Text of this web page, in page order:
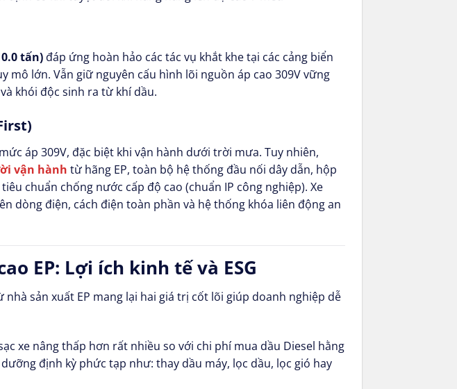
tấn)đáp ứng hoàn hảo các tác vụ khắt khe tại các cảng biển
mô lớn. Vẫn giữ nguyên cấu hình lõi nguồn áp cao 309V vững
khói độc sinh ra từ khí dầu.
áp 309V, đặc biệt khi vận hành dưới trời mưa. Tuy nhiên,
vận hành từ hãng EP, toàn bộ hệ thống đầu nối dây dẫn, hộp
chuẩn chống nước cấp độ cao (chuẩn IP công nghiệp). Xe
dòng điện, cách điện toàn phần và hệ thống khóa liên động an
EP: Lợi ích kinh tế và ESG
sản xuất EP mang lại hai giá trị cốt lõi giúp doanh nghiệp dễ
xe nâng thấp hơn rất nhiều so với chi phí mua dầu Diesel hằng
định kỳ phức tạp như: thay dầu máy, lọc dầu, lọc gió hay